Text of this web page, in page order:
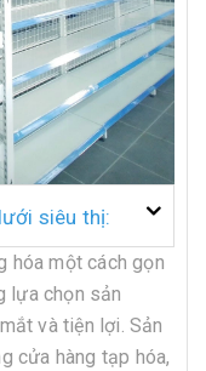
siêu thị:
hóa một cách gọn
lựa chọn sản
và tiện lợi. Sản
cửa hàng tạp hóa,